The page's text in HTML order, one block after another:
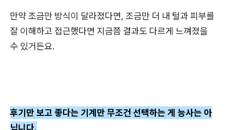
만약 조금만 방식이 달라졌다면, 조금만 더 내 털과 피부를
잘 이해하고 접근했다면 지금쯤 결과도 다르게 느껴졌을
수 있거든요.
후기만 보고 좋다는 기계만 무조건 선택하는 게 능사는 아